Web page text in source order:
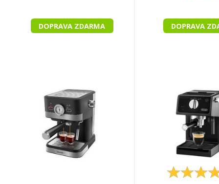
DOPRAVA ZDARMA DOPRAVA